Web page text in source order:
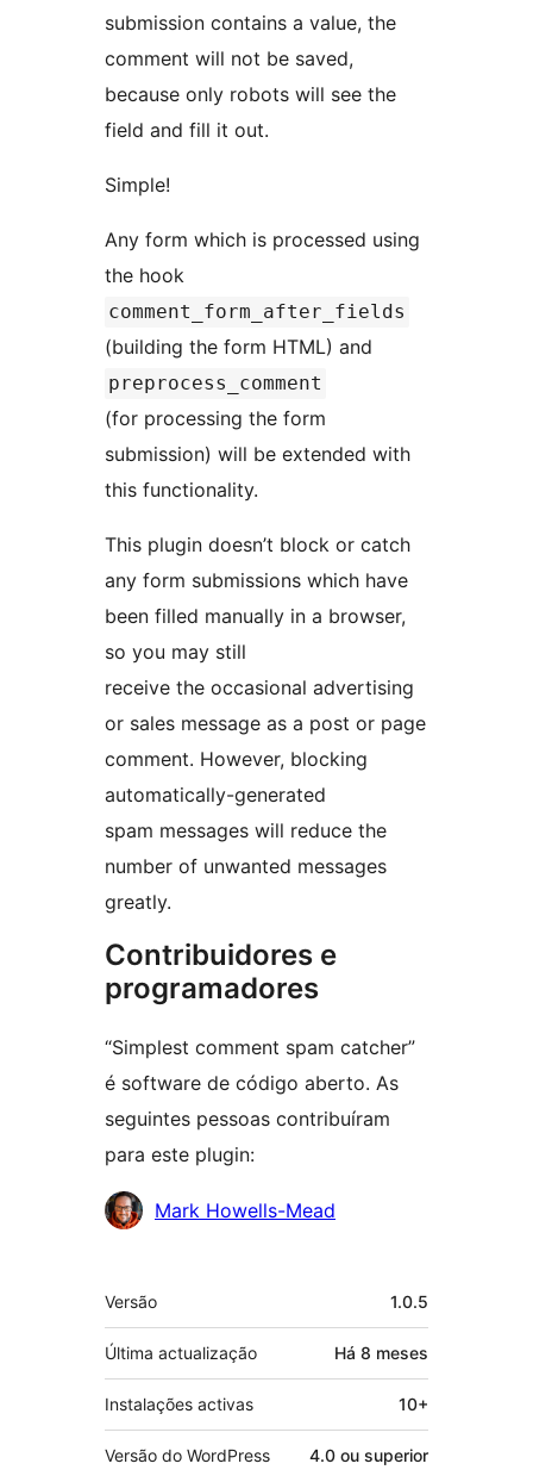
submission contains a value, the
comment will not be saved,
because only robots will see the
field and fill it out.
Simple!
Any form which is processed using
the hook
comment_form_after_fields
(building the form HTML) and
preprocess_comment
(for processing the form
submission) will be extended with
this functionality.
This plugin doesn’t block or catch
any form submissions which have
been filled manually in a browser,
so you may still
receive the occasional advertising
or sales message as a post or page
comment. However, blocking
automatically-generated
spam messages will reduce the
number of unwanted messages
greatly.
Contribuidores e
programadores
“Simplest comment spam catcher”
é software de código aberto. As
seguintes pessoas contribuíram
para este plugin:
Contribuidores
Mark Howells-Mead
Metadados
Versão 1.0.5
Última actualização Há 8 meses
Instalações activas 10+
Versão do WordPress 4.0 ou superior